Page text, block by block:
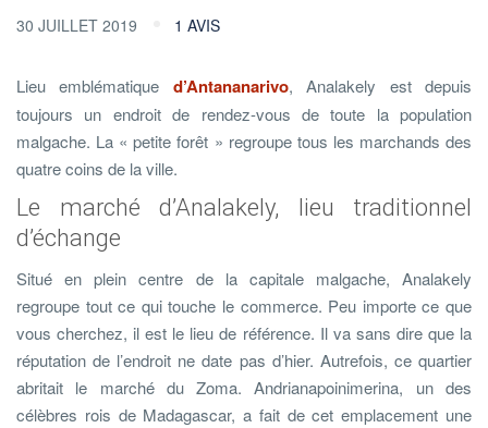
30 JUILLET 2019 1 AVIS
Lieu emblématique d’Antananarivo, Analakely est depuis
toujours un endroit de rendez-vous de toute la population
malgache. La « petite forêt » regroupe tous les marchands des
quatre coins de la ville.
Le marché d’Analakely, lieu traditionnel
d’échange
Situé en plein centre de la capitale malgache, Analakely
regroupe tout ce qui touche le commerce. Peu importe ce que
vous cherchez, il est le lieu de référence. Il va sans dire que la
réputation de l’endroit ne date pas d’hier. Autrefois, ce quartier
abritait le marché du Zoma. Andrianapoinimerina, un des
célèbres rois de Madagascar, a fait de cet emplacement une